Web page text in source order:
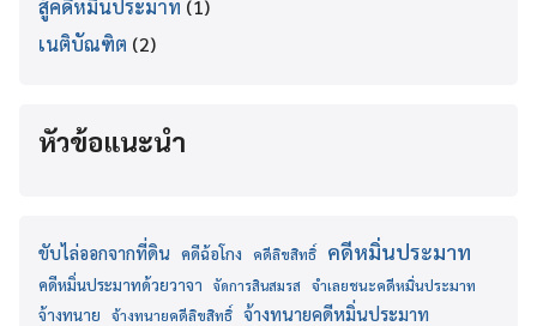
สู้คดีหมิ่นประมาท (1)
เนติบัณฑิต (2)
หัวข้อแนะนำ
ขับไล่ออกจากที่ดิน คดีฉ้อโกง คดีลิขสิทธิ์ คดีหมิ่นประมาท
คดีหมิ่นประมาทด้วยวาจา จัดการสินสมรส จำเลยชนะคดีหมิ่นประมาท
จ้างทนาย จ้างทนายคดีลิขสิทธิ์ จ้างทนายคดีหมิ่นประมาท